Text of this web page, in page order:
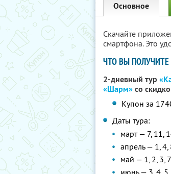
Основное
Скачайте
смартфона. Это
ЧТО ВЫ
2-дневный тур
«Шарм»со
Купон за
Даты тура:
март — 7, 11,
апрель — 1, 4,
май — 1, 2, 3,
июнь — 3, 4, 5,